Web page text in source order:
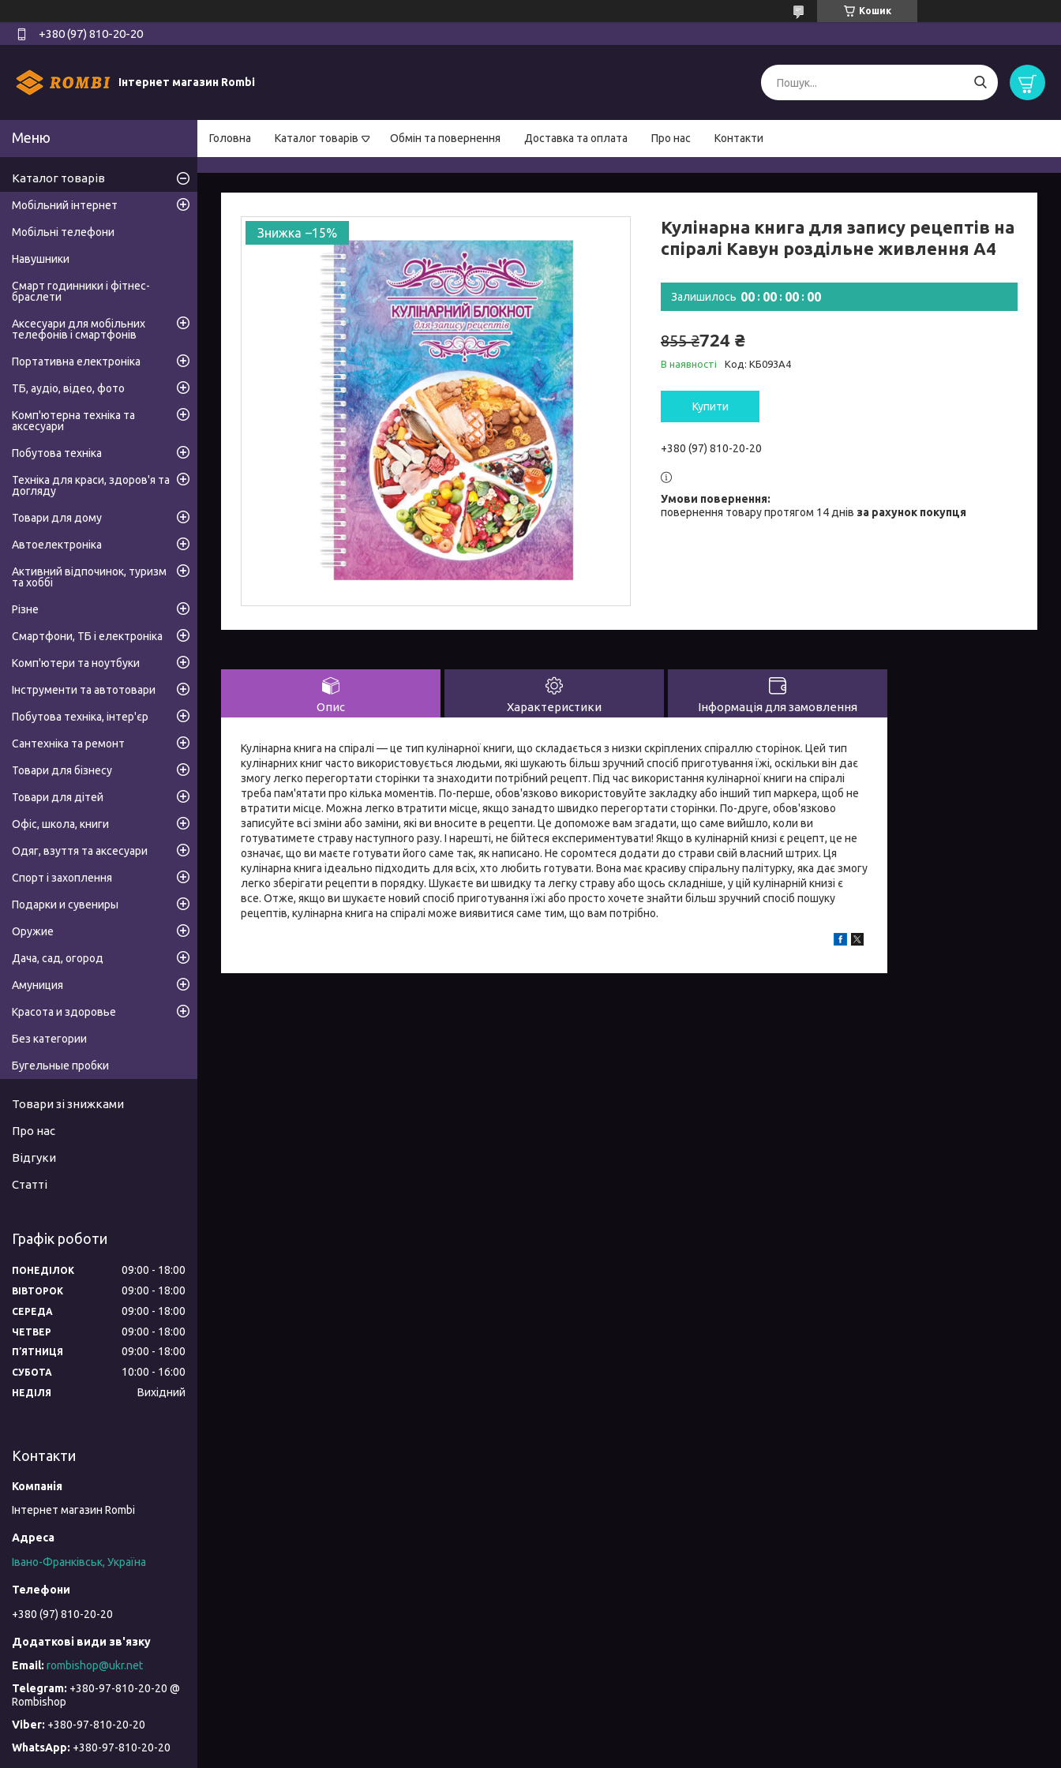
Кошик
+380 (97) 810-20-20
Інтернет магазин Rombi
Головна Каталог товарів Обмін та повернення Доставка та оплата Про нас Контакти
–15%
Кулінарна книга для запису рецептів на
спіралі Кавун роздільне живлення А4
Залишилось 00 00 00 00
855 ₴724 ₴
В наявності Код: КБ093А4
Купити
+380 (97) 810-20-20
повернення товару протягом 14 днів за рахунок покупця
Опис Характеристики Інформація для замовлення
Кулінарна книга на спіралі — це тип кулінарної книги, що складається з низки скріплених спіраллю сторінок. Цей тип
кулінарних книг часто використовується людьми, які шукають більш зручний спосіб приготування їжі, оскільки він дає
змогу легко перегортати сторінки та знаходити потрібний рецепт. Під час використання кулінарної книги на спіралі
треба пам'ятати про кілька моментів. По-перше, обов'язково використовуйте закладку або інший тип маркера, щоб не
втратити місце. Можна легко втратити місце, якщо занадто швидко перегортати сторінки. По-друге, обов'язково
записуйте всі зміни або заміни, які ви вносите в рецепти. Це допоможе вам згадати, що саме вийшло, коли ви
готуватимете страву наступного разу. І нарешті, не бійтеся експериментувати! Якщо в кулінарній книзі є рецепт, це не
означає, що ви маєте готувати його саме так, як написано. Не соромтеся додати до страви свій власний штрих. Ця
кулінарна книга ідеально підходить для всіх, хто любить готувати. Вона має красиву спіральну палітурку, яка дає змогу
легко зберігати рецепти в порядку. Шукаєте ви швидку та легку страву або щось складніше, у цій кулінарній книзі є
все. Отже, якщо ви шукаєте новий спосіб приготування їжі або просто хочете знайти більш зручний спосіб пошуку
рецептів, кулінарна книга на спіралі може виявитися саме тим, що вам потрібно.
Каталог товарів
Мобільний інтернет
Мобільні телефони
Навушники
Смарт годинники і фітнес-
браслети
Аксесуари для мобільних
телефонів і смартфонів
Портативна електроніка
ТБ, аудіо, відео, фото
Комп'ютерна техніка та
аксесуари
Побутова техніка
Техніка для краси, здоров'я та
догляду
Товари для дому
Автоелектроніка
Активний відпочинок, туризм
та хоббі
Різне
Смартфони, ТБ і електроніка
Комп'ютери та ноутбуки
Інструменти та автотовари
Побутова техніка, інтер'єр
Сантехніка та ремонт
Товари для бізнесу
Товари для дітей
Офіс, школа, книги
Одяг, взуття та аксесуари
Спорт і захоплення
Подарки и сувениры
Оружие
Дача, сад, огород
Амуниция
Красота и здоровье
Без категории
Бугельные пробки
Товари зі знижками
Про нас
Відгуки
Статті
Графік роботи
ПОНЕДІЛОК 09:00 18:00
ВІВТОРОК 09:00 18:00
СЕРЕДА 09:00 18:00
ЧЕТВЕР 09:00 18:00
ПʼЯТНИЦЯ 09:00 18:00
СУБОТА 10:00 16:00
НЕДІЛЯ Вихідний
Контакти
Інтернет магазин Rombi
Івано-Франківськ, Україна
+380 (97) 810-20-20
rombishop@ukr.net
+380-97-810-20-20 @
Rombishop
+380-97-810-20-20
+380-97-810-20-20